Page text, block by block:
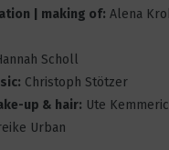
THE HOLE
9 4501
| making of: Alena
Scholl
Christoph Stötzer
up & hair: Ute
Urban